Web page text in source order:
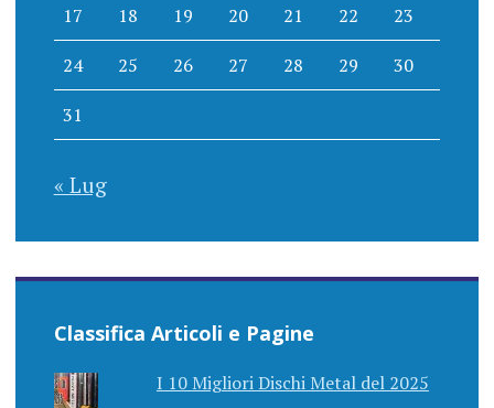
17 18 19 20 21 22 23
24 25 26 27 28 29 30
31
« Lug
Classifica Articoli e Pagine
I 10 Migliori Dischi Metal del 2025